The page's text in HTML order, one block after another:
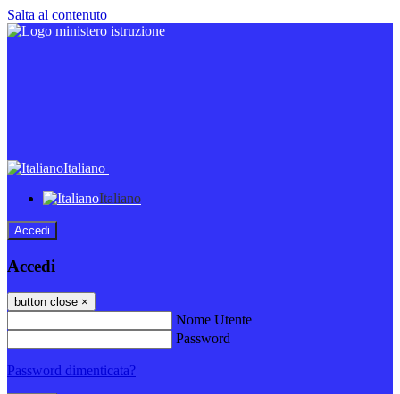
Salta al contenuto
Italiano
Italiano
Accedi
Accedi
button close ×
Nome Utente
Password
Password dimenticata?